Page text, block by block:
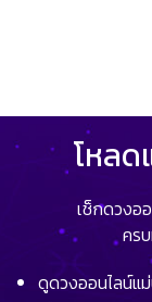
โหลด
เช็กดวงอ
คร
ดูดวงออนไลน์แ